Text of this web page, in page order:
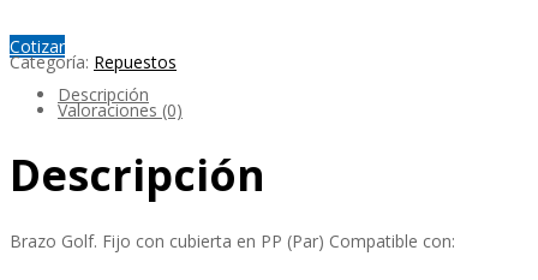
Cotizar
Categoría: Repuestos
Descripción
Valoraciones (0)
Descripción
Brazo Golf. Fijo con cubierta en PP (Par) Compatible con: